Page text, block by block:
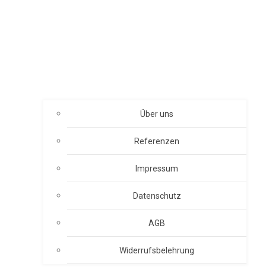
Über uns
Referenzen
Impressum
Datenschutz
AGB
Widerrufsbelehrung